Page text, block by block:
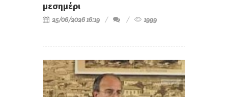
μεσημέρι
25/06/2026 16:19 1999